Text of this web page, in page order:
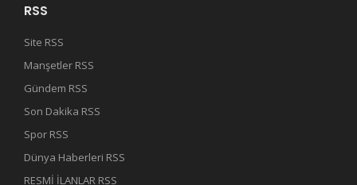
RSS
Site RSS
Manşetler RSS
Gündem RSS
Son Dakika RSS
Spor RSS
Dünya Haberleri RSS
RESMİ İLANLAR RSS